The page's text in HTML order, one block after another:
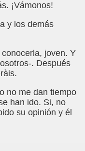
¡Vámonos!
y los demás
joven. Y
. Después
no me dan tiempo
han ido. Si, no
su opinión y él